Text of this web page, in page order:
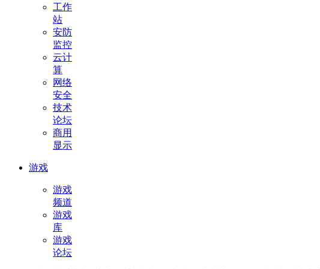
工作
站
安防
监控
云计
算
网络
安全
技术
论坛
商用
显示
游戏
游戏
频道
游戏
库
游戏
论坛